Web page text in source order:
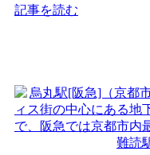
停。阪急京都線烏丸駅...
記事を読む